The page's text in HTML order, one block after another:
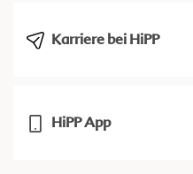
Karriere bei HiPP
HiPP App